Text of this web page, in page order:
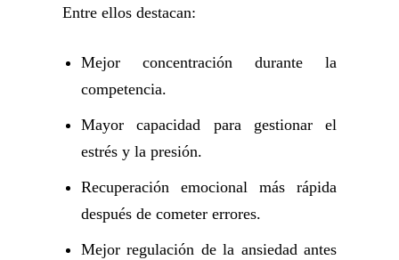
Entre ellos destacan:
Mejor concentración durante la
competencia.
Mayor capacidad para gestionar el
estrés y la presión.
Recuperación emocional más rápida
después de cometer errores.
Mejor regulación de la ansiedad antes